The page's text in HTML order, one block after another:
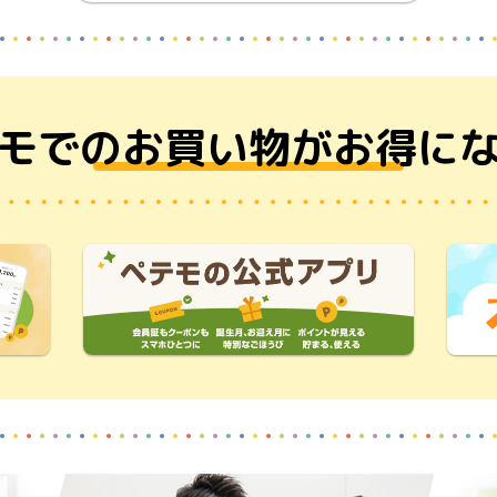
でのお買い物がお得に